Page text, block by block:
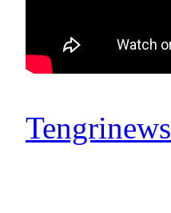
Tengrinews